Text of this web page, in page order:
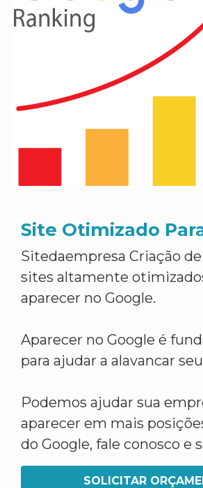
Site Otimizado
Sitedaempresa Criação
sites altamente
aparecer no Google.
Aparecer no Google é
para ajudar a alavancar
Podemos ajudar sua
aparecer em mais
do Google, fale conosco e
SOLICITAR